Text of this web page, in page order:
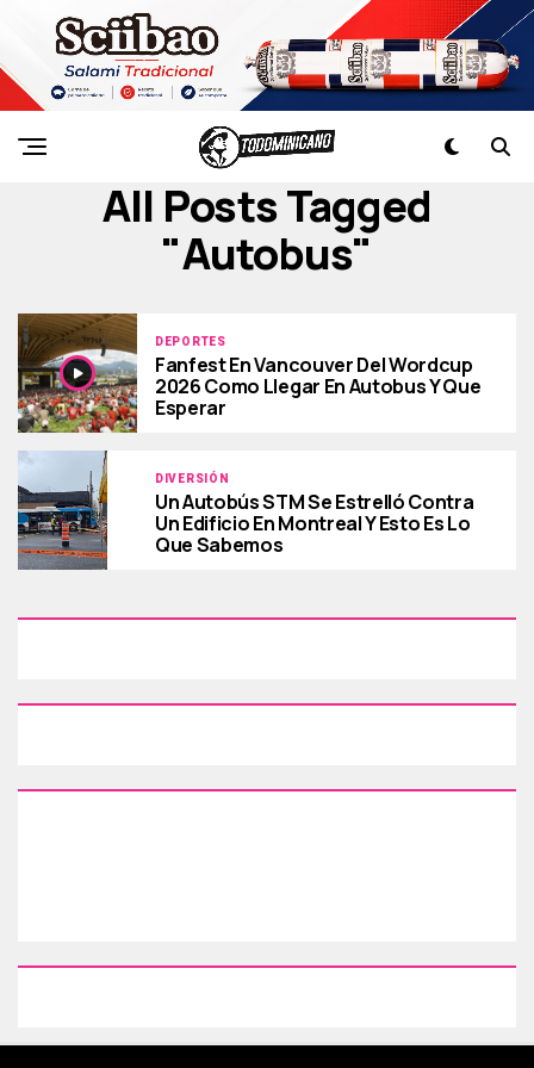
All Posts Tagged
"autobus"
DEPORTES
Fanfest En Vancouver Del Wordcup
2026 Como Llegar En Autobus Y Que
Esperar
DIVERSIÓN
Un Autobús STM Se Estrelló Contra
Un Edificio En Montreal Y Esto Es Lo
Que Sabemos